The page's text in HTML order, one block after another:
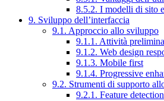
8.5.2. I modelli di sito
9. Sviluppo dell’interfaccia
9.1. Approccio allo sviluppo
9.1.1. Attività
9.1.2. Web design
9.1.3. Mobile first
9.1.4. Progressive
9.2. Strumenti di supporto
9.2.1. Feature detection